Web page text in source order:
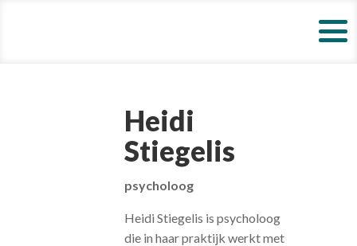
Heidi
Stiegelis
psycholoog
Heidi Stiegelis is psycholoog
die in haar praktijk werkt met